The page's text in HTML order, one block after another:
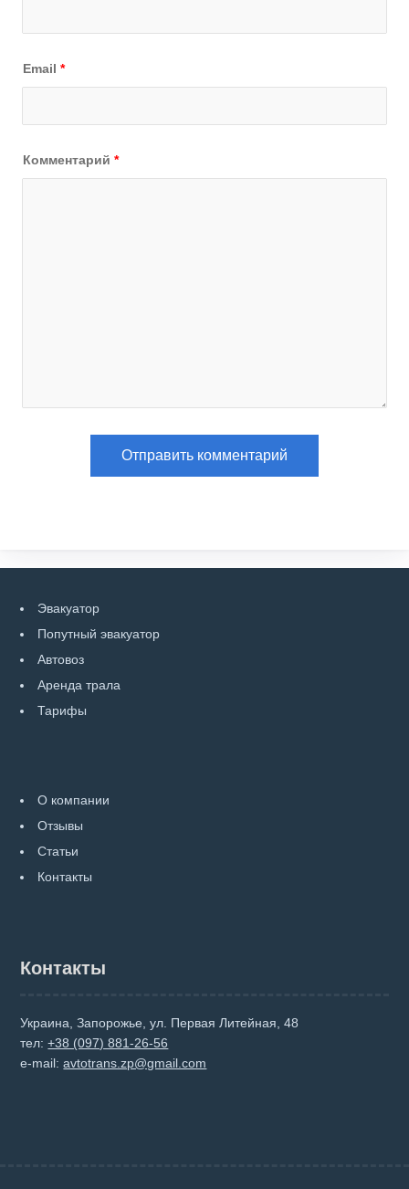
Email *
Комментарий *
Эвакуатор
Попутный эвакуатор
Автовоз
Аренда трала
Тарифы
О компании
Отзывы
Статьи
Контакты
Контакты
Украина, Запорожье, ул. Первая Литейная, 48
тел:+38 (097) 881-26-56
e-mail:avtotrans.zp@gmail.com